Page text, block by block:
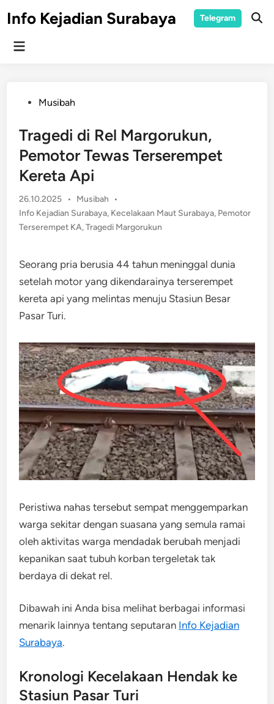
toInfo Kejadian Surabaya Telegram
Main
PostedMusibah
Tragedi di Rel Margorukun,
Pemotor Tewas Terserempet
Kereta Api
26.10.2025 •
Posted
in
Musibah
•
Info Kejadian Surabaya, Kecelakaan Maut Surabaya, Pemotor
Terserempet KA,Tragedi Margorukun
Seorang pria berusia 44 tahun meninggal dunia
setelah motor yang dikendarainya terserempet
kereta api yang melintas menuju Stasiun Besar
Pasar Turi.
Peristiwa nahas tersebut sempat menggemparkan
warga sekitar dengan suasana yang semula ramai
oleh aktivitas warga mendadak berubah menjadi
kepanikan saat tubuh korban tergeletak tak
berdaya di dekat rel.
Dibawah ini Anda bisa melihat berbagai informasi
menarik lainnya tentang seputaran Info Kejadian
Surabaya.
Kronologi Kecelakaan Hendak ke
Stasiun Pasar Turi